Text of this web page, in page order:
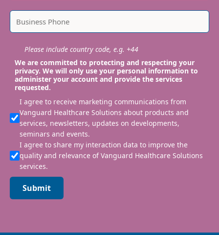
Please include country code, e.g. +44
We are committed to protecting and respecting your
privacy. We will only use your personal information to
administer your account and provide the services
requested.
I agree to receive marketing communications from
Vanguard Healthcare Solutions about products and
services, newsletters, updates on developments,
seminars and events.
I agree to share my interaction data to improve the
quality and relevance of Vanguard Healthcare Solutions
services.
Submit